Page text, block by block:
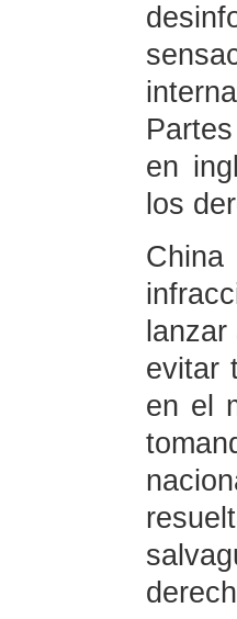
en
los
evitar
en el